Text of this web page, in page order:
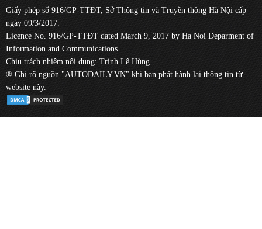
Giấy phép số 916/GP-TTĐT, Sở Thông tin và Truyền thông Hà Nội cấp
ngày 09/3/2017.
Licence No. 916/GP-TTĐT dated March 9, 2017 by Ha Noi Deparment of
Information and Communications.
Chịu trách nhiệm nội dung: Trịnh Lê Hùng.
® Ghi rõ nguồn "AUTODAILY.VN" khi bạn phát hành lại thông tin từ
website này.